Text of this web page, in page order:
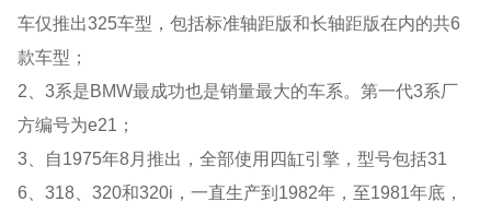
车仅推出325车型，包括标准轴距版和长轴距版在内的共6
款车型；
2、3系是BMW最成功也是销量最大的车系。第一代3系厂
方编号为e21；
3、自1975年8月推出，全部使用四缸引擎，型号包括31
6、318、320和320i，一直生产到1982年，至1981年底，